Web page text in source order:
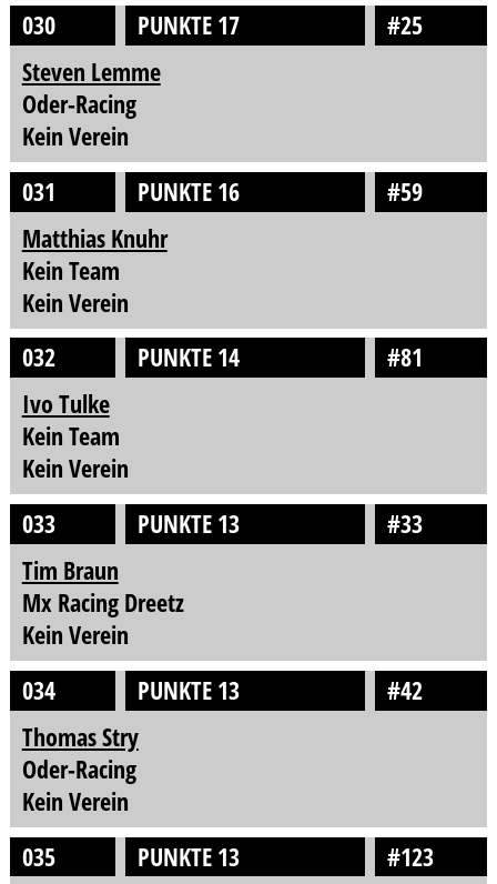
030
PUNKTE 17
#25
Steven Lemme
Oder-Racing
Kein Verein
031
PUNKTE 16
#59
Matthias Knuhr
Kein Team
Kein Verein
032
PUNKTE 14
#81
Ivo Tulke
Kein Team
Kein Verein
033
PUNKTE 13
#33
Tim Braun
Mx Racing Dreetz
Kein Verein
034
PUNKTE 13
#42
Thomas Stry
Oder-Racing
Kein Verein
035
PUNKTE 13
#123